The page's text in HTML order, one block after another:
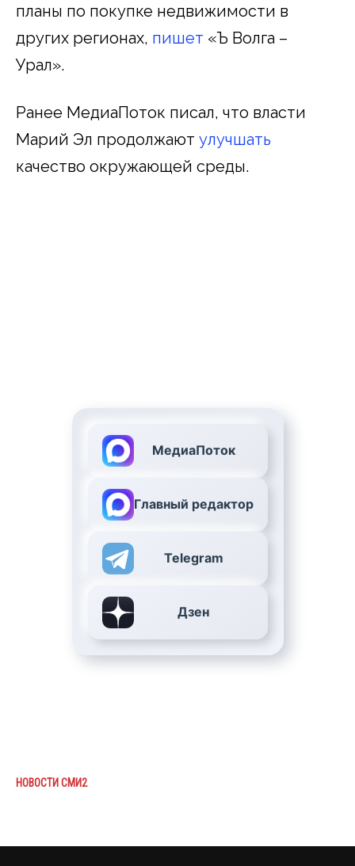
планы по покупке недвижимости в
других регионах, пишет «Ъ Волга –
Урал».
Ранее МедиаПоток писал, что власти
Марий Эл продолжают улучшать
качество окружающей среды.
МедиаПоток
Главный редактор
Telegram
Дзен
НОВОСТИ СМИ2